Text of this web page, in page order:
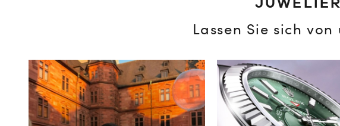
Lassen Sie sich